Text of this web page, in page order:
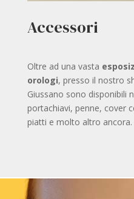
Accessori
Oltre ad una vasta
orologi, presso il nostro
Giussano sono disponibili
portachiavi, penne, cover
piatti e molto altro ancora.